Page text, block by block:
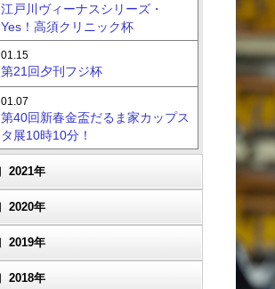
江戸川ヴィーナスシリーズ・
Yes！高須クリニック杯
01.15
第21回夕刊フジ杯
01.07
第40回新春金盃だるま家カップス
タ展10時10分！
2021年
2020年
2019年
2018年